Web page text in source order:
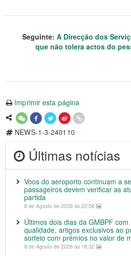
Seguinte: A Direcção dos
que não tolera actos do
Imprimir esta página
NEWS-1-3-240110
Últimas notícias
Voos do aeroporto continuam a
passageiros devem verificar as
partida
8 de Agosto de 2026 às 22:56
Últimos dois dias da GMBPF
qualidade, artigos exclusivos ao
sorteio com prémios no valor de
8 de Agosto de 2026 às 18:32